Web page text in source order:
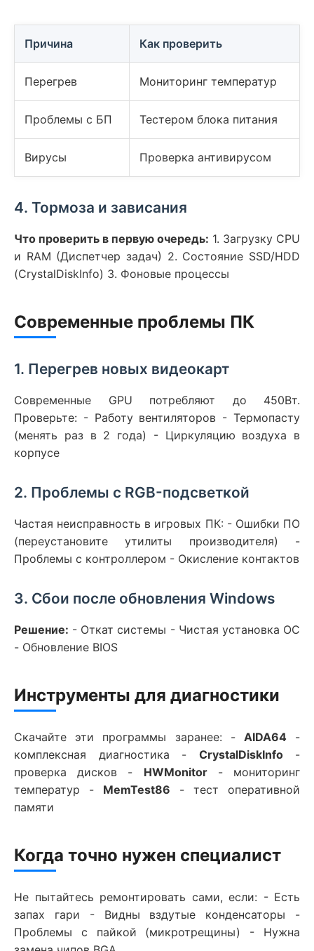
Причина Как проверить
Перегрев Мониторинг температур
Проблемы с БП Тестером блока питания
Вирусы Проверка антивирусом
4. Тормоза и зависания
Что проверить в первую очередь: 1. Загрузку CPU
и RAM (Диспетчер задач) 2. Состояние SSD/HDD
(CrystalDiskInfo) 3. Фоновые процессы
Современные проблемы ПК
1. Перегрев новых видеокарт
Современные GPU потребляют до 450Вт.
Проверьте: - Работу вентиляторов - Термопасту
(менять раз в 2 года) - Циркуляцию воздуха в
корпусе
2. Проблемы с RGB-подсветкой
Частая неисправность в игровых ПК: - Ошибки ПО
(переустановите утилиты производителя) -
Проблемы с контроллером - Окисление контактов
3. Сбои после обновления Windows
Решение: - Откат системы - Чистая установка ОС
- Обновление BIOS
Инструменты для диагностики
Скачайте эти программы заранее: - AIDA64-
комплексная диагностика - CrystalDiskInfo-
проверка дисков - HWMonitor- мониторинг
температур - MemTest86 - тест оперативной
памяти
Когда точно нужен специалист
Не пытайтесь ремонтировать сами, если: - Есть
запах гари - Видны вздутые конденсаторы -
Проблемы с пайкой (микротрещины) - Нужна